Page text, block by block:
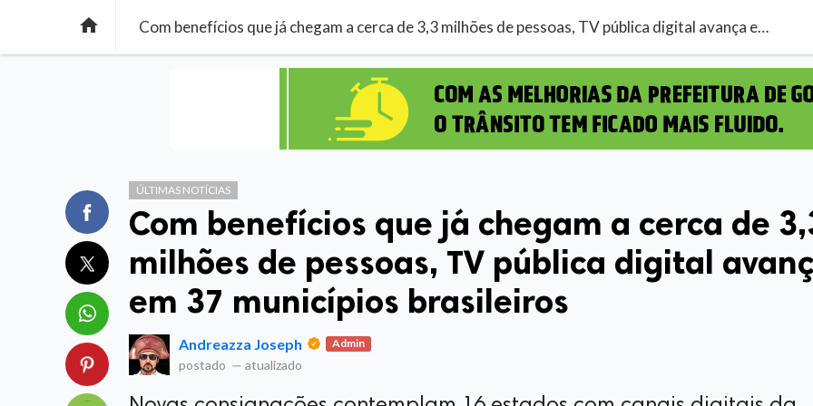
 Com benefícios que já chegam a cerca de 3,3 milhões de pessoas, TV pública digital avança em 37 municípios brasileiros
ÚLTIMAS NOTÍCIAS
Com benefícios que já chegam a cerca de
milhões de pessoas, TV pública digital
em 37 municípios brasileiros
Andreazza Joseph Admin
postado — atualizado